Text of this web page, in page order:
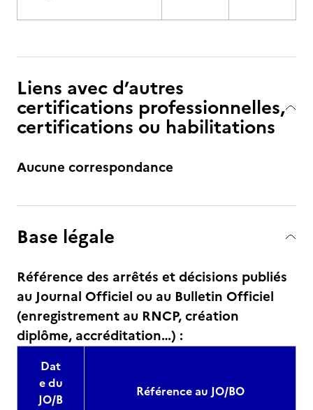
Liens avec d’autres
certifications professionnelles,
certifications ou habilitations
Aucune correspondance
Base légale
Référence des arrêtés et décisions publiés
au Journal Officiel ou au Bulletin Officiel
(enregistrement au RNCP, création
diplôme, accréditation…) :
Dat
e du
JO/B
Référence au JO/BO